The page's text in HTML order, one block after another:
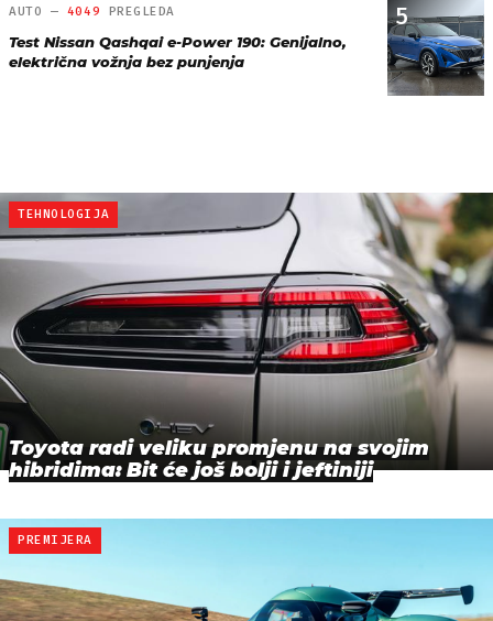
5
AUTO — 4049 PREGLEDA
Test Nissan Qashqai e-Power 190: Genijalno,
električna vožnja bez punjenja
TEHNOLOGIJA
Toyota radi veliku promjenu na svojim
hibridima: Bit će još bolji i jeftiniji
PREMIJERA